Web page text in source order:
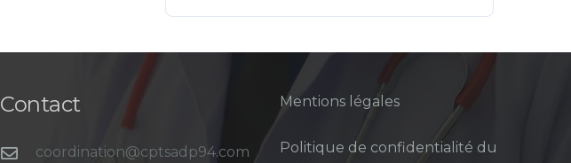
Contact
coordination@cptsadp94.com
Mentions légales
Politique de confidentialité du